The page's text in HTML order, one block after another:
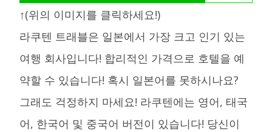
↑(위의 이미지를 클릭하세요!)
라쿠텐 트래블은 일본에서 가장 크고 인기 있는
여행 회사입니다! 합리적인 가격으로 호텔을 예
약할 수 있습니다! 혹시 일본어를 못하시나요?
그래도 걱정하지 마세요! 라쿠텐에는 영어, 태국
어, 한국어 및 중국어 버전이 있습니다! 당신이